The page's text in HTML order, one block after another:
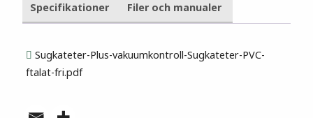
Specifikationer Filer och manualer
Sugkateter-Plus-vakuumkontroll-Sugkateter-PVC-
ftalat-fri.pdf